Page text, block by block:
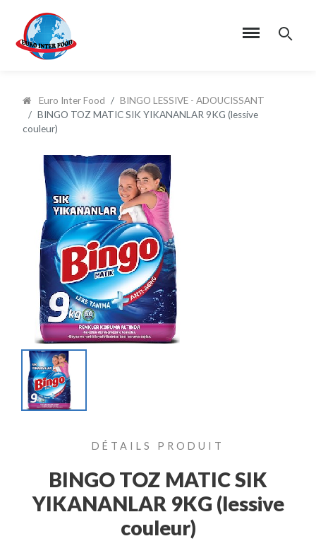
Euro Inter Food
BINGO LESSIVE - ADOUCISSANT
BINGO TOZ MATIC SIK YIKANANLAR 9KG (lessive
couleur)
DÉTAILS PRODUIT
BINGO TOZ MATIC SIK
YIKANANLAR 9KG (lessive
couleur)